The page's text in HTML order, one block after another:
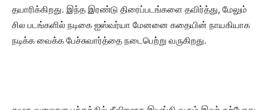
தயாரிக்கிறது. இந்த இரண்டு திரைப்படங்களை தவிர்த்து, மேலும்
சில படங்களில் நடிகை ஐஸ்வர்யா மேனனை கதையின் நாயகியாக
நடிக்க வைக்க பேச்சுவார்த்தை நடைபெற்று வருகிறது.